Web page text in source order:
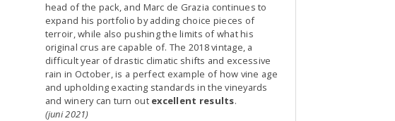
head of the pack, and Marc de Grazia continues to
expand his portfolio by adding choice pieces of
terroir, while also pushing the limits of what his
original crus are capable of. The 2018 vintage, a
difficult year of drastic climatic shifts and excessive
rain in October, is a perfect example of how vine age
and upholding exacting standards in the vineyards
and winery can turn out excellent results.
(juni 2021)